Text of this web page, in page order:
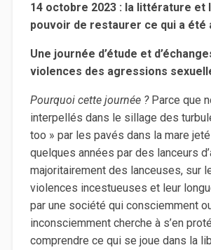
14 octobre 2023 : la littérature et
pouvoir de restaurer ce qui a été
Une journée d’étude et
violences des agressions
Pourquoi cette journée ?Parce que
interpellés dans le sillage des
too » par les pavés dans la mare
quelques années par des lanceurs
majoritairement des lanceuses, sur
violences incestueuses et leur
par une société qui consciemment
inconsciemment cherche à s’en
comprendre ce qui se joue dans la